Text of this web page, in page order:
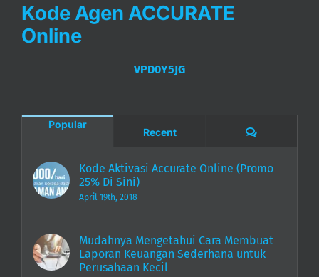
Kode Agen ACCURATE
Online
VPD0Y5JG
Popular
Recent Comments
Kode Aktivasi Accurate Online (Promo
25% Di Sini)
April 19th, 2018
Mudahnya Mengetahui Cara Membuat
Laporan Keuangan Sederhana untuk
Perusahaan Kecil